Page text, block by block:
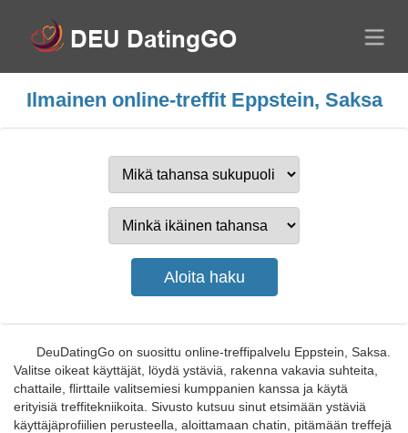
Ilmainen online-treffit Eppstein, Saksa
DeuDatingGo on suosittu online-treffipalvelu Eppstein, Saksa.
Valitse oikeat käyttäjät, löydä ystäviä, rakenna vakavia suhteita,
chattaile, flirttaile valitsemiesi kumppanien kanssa ja käytä
erityisiä treffitekniikoita. Sivusto kutsuu sinut etsimään ystäviä
käyttäjäprofiilien perusteella, aloittamaan chatin, pitämään treffejä